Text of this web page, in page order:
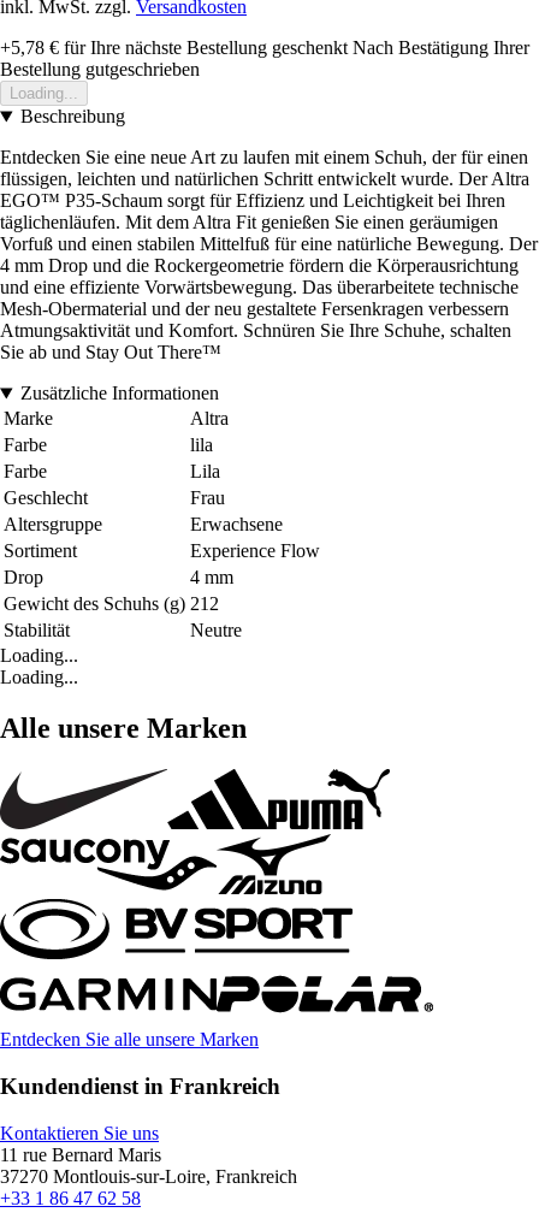
inkl. MwSt. zzgl. Versandkosten
+5,78 € für Ihre nächste Bestellung geschenkt Nach Bestätigung Ihrer
Bestellung gutgeschrieben
Loading...
Beschreibung
Entdecken Sie eine neue Art zu laufen mit einem Schuh, der für einen
flüssigen, leichten und natürlichen Schritt entwickelt wurde. Der Altra
EGO™ P35-Schaum sorgt für Effizienz und Leichtigkeit bei Ihren
täglichenläufen. Mit dem Altra Fit genießen Sie einen geräumigen
Vorfuß und einen stabilen Mittelfuß für eine natürliche Bewegung. Der
4 mm Drop und die Rockergeometrie fördern die Körperausrichtung
und eine effiziente Vorwärtsbewegung. Das überarbeitete technische
Mesh-Obermaterial und der neu gestaltete Fersenkragen verbessern
Atmungsaktivität und Komfort. Schnüren Sie Ihre Schuhe, schalten
Sie ab und Stay Out There™
Zusätzliche Informationen
Marke
Altra
Farbe
lila
Farbe
Lila
Geschlecht
Frau
Altersgruppe
Erwachsene
Sortiment
Experience Flow
Drop
4 mm
Gewicht des Schuhs (g) 212
Stabilität
Neutre
Loading...
Loading...
Alle unsere Marken
Entdecken Sie alle unsere Marken
Kundendienst in Frankreich
Kontaktieren Sie uns
11 rue Bernard Maris
37270 Montlouis-sur-Loire, Frankreich
+33 1 86 47 62 58